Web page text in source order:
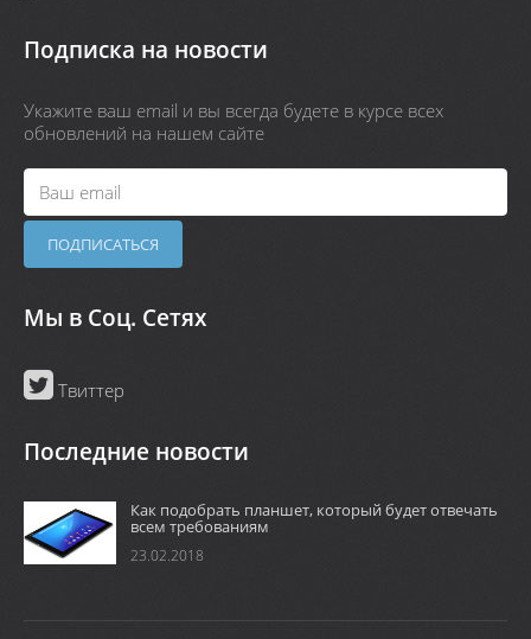
Подписка на новости
Укажите ваш email и вы всегда будете в курсе всех
обновлений на нашем сайте
Мы в Соц. Сетях
Твиттер
Последние новости
Как подобрать планшет, который будет отвечать
всем требованиям
23.02.2018